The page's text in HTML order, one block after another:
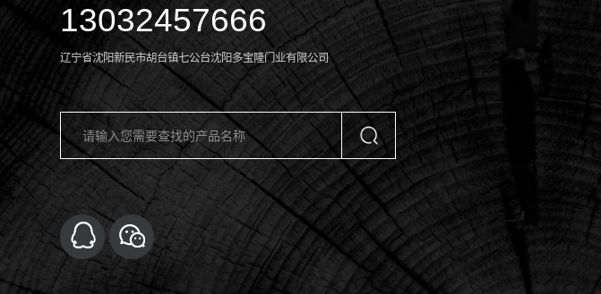
13032457666
辽宁省沈阳新民市胡台镇七公台沈阳多宝隆门业有限公司